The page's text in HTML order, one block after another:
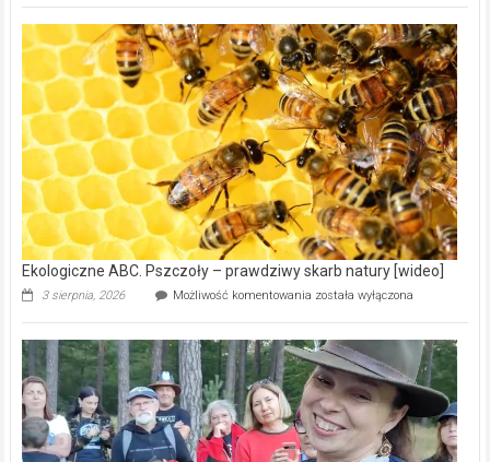
Wręczyca
Wielka
z
dofinansowaniem
ponad
15,6
mln
na
modernizację
oczyszczalni
ścieków
[wideo]
Ekologiczne ABC. Pszczoły – prawdziwy skarb natury [wideo]
3 sierpnia, 2026 Możliwość komentowania Ekologiczne
–
prawdziwy
skarb
natury
[wideo]
została wyłączona